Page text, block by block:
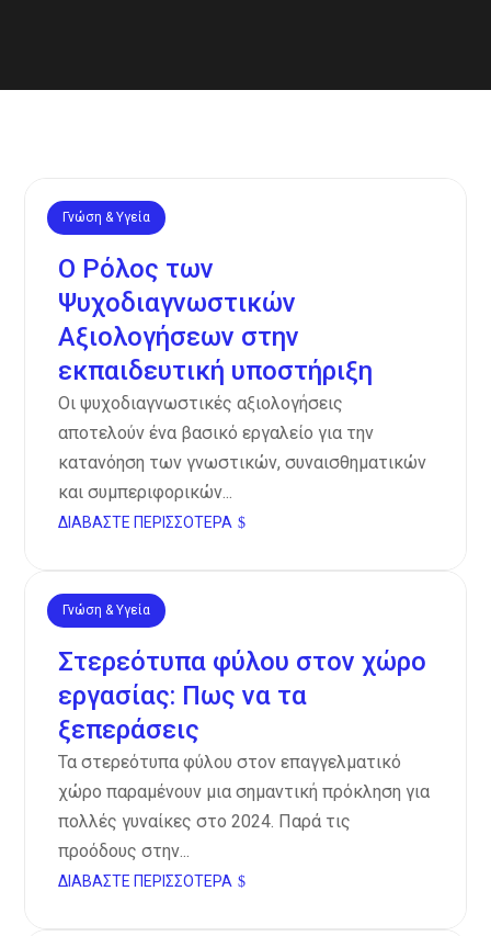
Γνώση & Υγεία
Ο Ρόλος των
Ψυχοδιαγνωστικών
Αξιολογήσεων στην
εκπαιδευτική υποστήριξη
Οι ψυχοδιαγνωστικές αξιολογήσεις
αποτελούν ένα βασικό εργαλείο για την
κατανόηση των γνωστικών, συναισθηματικών
και συμπεριφορικών...
ΔΙΑΒΆΣΤΕ ΠΕΡΙΣΣΌΤΕΡΑ
Νοέ 13, 2024
Γνώση & Υγεία
Στερεότυπα φύλου στον χώρο
εργασίας: Πως να τα
ξεπεράσεις
Τα στερεότυπα φύλου στον επαγγελματικό
χώρο παραμένουν μια σημαντική πρόκληση για
πολλές γυναίκες στο 2024. Παρά τις
προόδους στην...
ΔΙΑΒΆΣΤΕ ΠΕΡΙΣΣΌΤΕΡΑ
Νοέ 13, 2024